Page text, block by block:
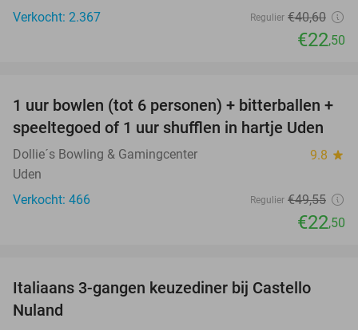
Verkocht: 2.367
Regulier €40,60
€22,50
55%
1 uur bowlen (tot 6 personen) + bitterballen +
speeltegoed of 1 uur shufflen in hartje Uden
Dollie´s Bowling & Gamingcenter 9.8 star
Uden
Verkocht: 466
Regulier €49,55
€22,50
24%
Italiaans 3-gangen keuzediner bij Castello
Nuland